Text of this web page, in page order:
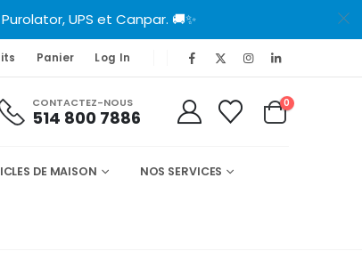
UPS et Canpar. 🚚✨
Panier Log In
CONTACTEZ-NOUS
514 800 7886
0
DE MAISON NOS SERVICES